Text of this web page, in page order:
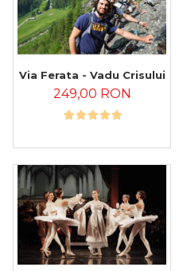
Via Ferata - Vadu Crisului
249,00 RON